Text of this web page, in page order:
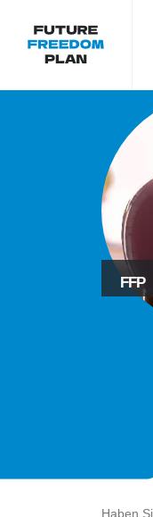
FFP
Haben